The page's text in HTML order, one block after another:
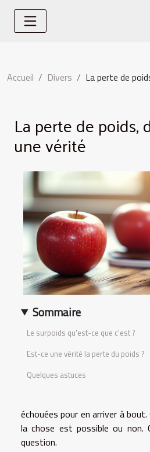
Accueil Divers La perte de
La perte de poids,
une vérité
Sommaire
Le surpoids qu'est-ce que c'est ?
Est-ce une vérité la perte du poids ?
Quelques astuces
échouées pour en arriver à
la chose est possible ou non.
question.